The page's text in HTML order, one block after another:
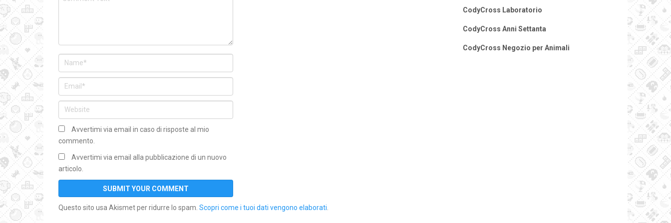
Avvertimi via email in caso di risposte al mio
commento.
Avvertimi via email alla pubblicazione di un nuovo
articolo.
Questo sito usa Akismet per ridurre lo spam. Scopri come i tuoi dati vengono elaborati
CodyCross Laboratorio
CodyCross Anni Settanta
CodyCross Negozio per Animali